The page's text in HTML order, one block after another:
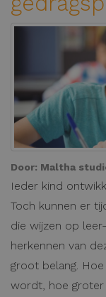
Door: Maltha
Ieder kind
Toch kunnen er
die wijzen op
herkennen van
groot belang.
wordt, hoe groter